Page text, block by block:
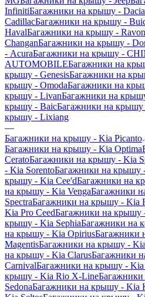
InfinitiБагажники на крышу - Dacia
CadillacБагажники на крышу -
HavalБагажники на крышу - Ravon
ChanganБагажники на крышу -
- AcuraБагажники на крышу -
AUTOMOBILEБагажники на
крышу - GenesisБагажники на
крышу - OmodaБагажники на
крышу - LivanБагажники на
крышу - BaicБагажники на крышу
крышу - Lixiang
—
Багажники на крышу - Kia Picanto
Багажники на крышу - Kia Optima
CeratoБагажники на крышу - Kia
- Kia SorentoБагажники на крышу
крышу - Kia Cee'dБагажники на
на крышу - Kia VengaБагажники
SpectraБагажники на крышу - Kia
Kia Pro CeedБагажники на крышу
крышу - Kia SephiaБагажники на
на крышу - Kia OpiriusБагажники
MagentisБагажники на крышу -
на крышу - Kia ClarusБагажники
CarnivalБагажники на крышу - Kia
крышу - Kia Rio X-Line
SedonaБагажники на крышу - Kia